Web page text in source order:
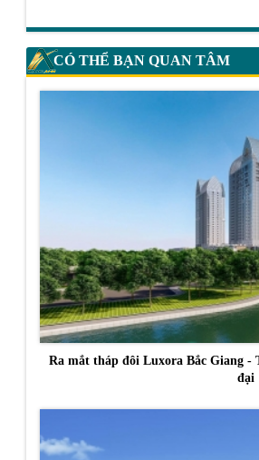
CÓ THỂ BẠN QUAN TÂM
Ra mắt tháp đôi Luxora Bắc Giang
đại